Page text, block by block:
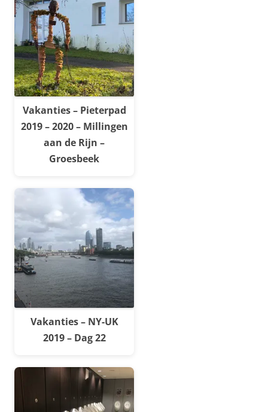
Vakanties – Pieterpad
2019 – 2020 – Millingen
aan de Rijn –
Groesbeek
Vakanties – NY-UK
2019 – Dag 22